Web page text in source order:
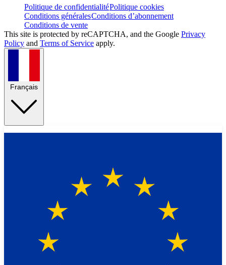
Politique de confidentialitéPolitique cookies
Conditions généralesConditions d’abonnement
Conditions de vente
This site is protected by reCAPTCHA, and the Google Privacy
Policy and Terms of Service apply.
Français